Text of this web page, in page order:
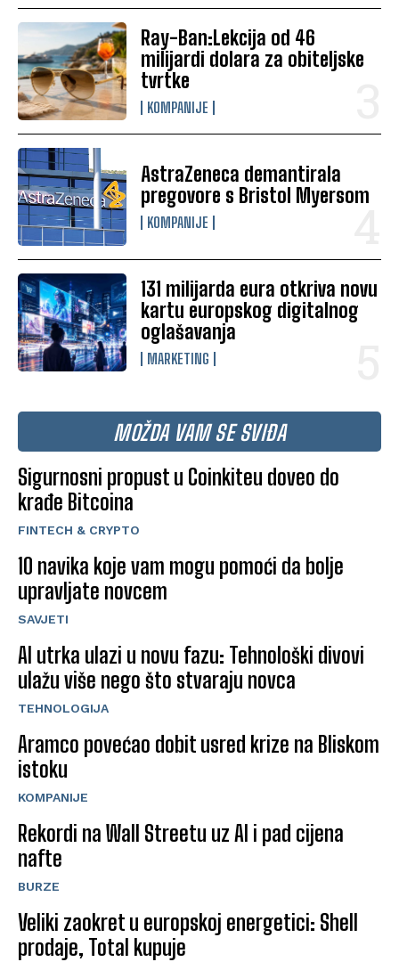
Ray-Ban:Lekcija od 46
milijardi dolara za obiteljske
tvrtke
KOMPANIJE
AstraZeneca demantirala
pregovore s Bristol Myersom
KOMPANIJE
131 milijarda eura otkriva novu
kartu europskog digitalnog
oglašavanja
MARKETING
MOŽDA VAM SE SVIĐA
Sigurnosni propust u Coinkiteu doveo do
krađe Bitcoina
FINTECH & CRYPTO
10 navika koje vam mogu pomoći da bolje
upravljate novcem
SAVJETI
AI utrka ulazi u novu fazu: Tehnološki divovi
ulažu više nego što stvaraju novca
TEHNOLOGIJA
Aramco povećao dobit usred krize na Bliskom
istoku
KOMPANIJE
Rekordi na Wall Streetu uz AI i pad cijena
nafte
BURZE
Veliki zaokret u europskoj energetici: Shell
prodaje, Total kupuje